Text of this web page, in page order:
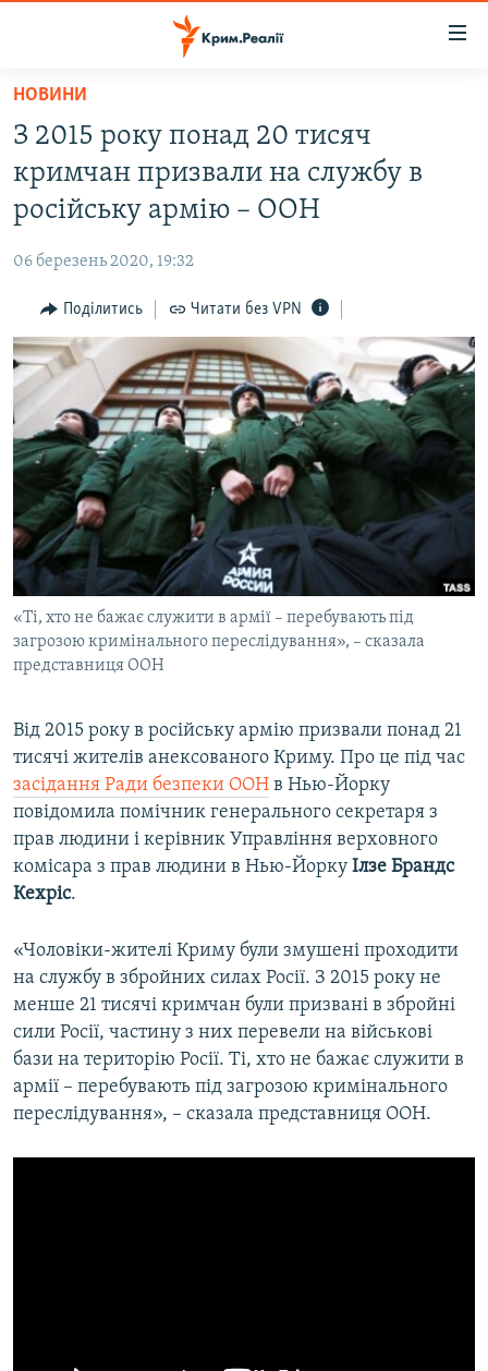
Перейти
основного
матеріалу
Перейти
до
основної
навігації
Перейти
до
пошуку
ВОДА.КРИМ
ВІДЕО ТА ФОТО
БЛОГИ
ПОГЛЯД
ІНТЕРВ'Ю
ВСЕ ЗА ДЕНЬ
СПЕЦПРОЕКТИ
ДЕПОРТАЦІЯ
ВІДЕОУРОКИ «ELIFBE»
СВІДЧЕННЯ ОКУПАЦІЇ
УКРАЇНСЬКА ПРОБЛЕМА КРИМУ
ІНФОГРАФІКА
ЯК ОБІЙТИ БЛОКУВАННЯ
Русский
Qırımtatar
ДОЛУЧАЙСЯ!
Усі сайти RFE/RL
НОВИНИ
З 2015 року понад 20 тисяч
кримчан призвали на службу в
російську армію – ООН
06 березень 2020, 19:32
Поділитись Читати без VPN
«Ті, хто не бажає служити в армії – перебувають під
загрозою кримінального переслідування», – сказала
представниця ООН
Від 2015 року в російську армію призвали понад 21
тисячі жителів анексованого Криму. Про це під час
засідання Ради безпеки ООН в Нью-Йорку
повідомила помічник генерального секретаря з
прав людини і керівник Управління верховного
комісара з прав людини в Нью-Йорку Ілзе Брандс
Кехріс.
«Чоловіки-жителі Криму були змушені проходити
на службу в збройних силах Росії. З 2015 року не
менше 21 тисячі кримчан були призвані в збройні
сили Росії, частину з них перевели на військові
бази на територію Росії. Ті, хто не бажає служити в
армії – перебувають під загрозою кримінального
переслідування», – сказала представниця ООН.